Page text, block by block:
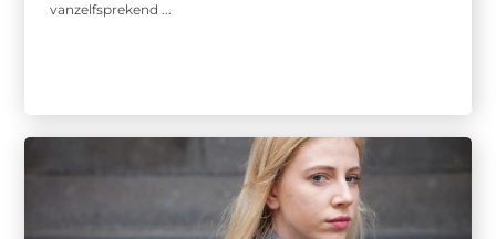
vanzelfsprekend ...